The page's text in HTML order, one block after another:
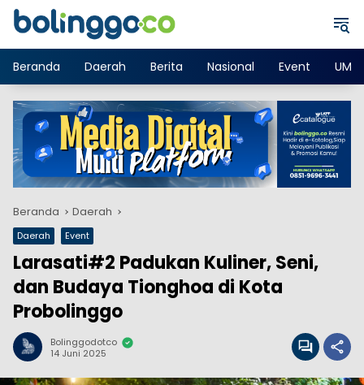
Langsung
Beranda
Daerah Berita Nasional Event
Beranda Daerah
Daerah Event
Larasati#2 Padukan Kuliner, Seni,
dan Budaya Tionghoa di Kota
Probolinggo
Bolinggodotco
14 Juni 2025